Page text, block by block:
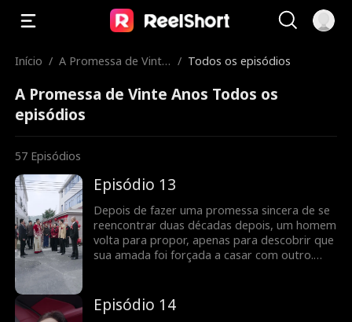
Início / A Promessa de Vinte
/ Todos os episódios
A Promessa de Vinte Anos Todos os
episódios
57 Episódios
Episódio 13
Depois de fazer uma promessa sincera de se
reencontrar duas décadas depois, um homem
volta para propor, apenas para descobrir que
sua amada foi forçada a casar com outro.
jornada para lutar por seu amor. Será que o
verdadeiro amor pode prevalecer e a justiça
Episódio 14